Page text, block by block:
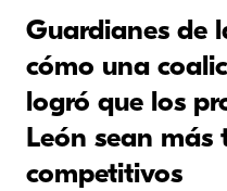
Guardianes de
cómo una
logró que los
León sean más
competitivos